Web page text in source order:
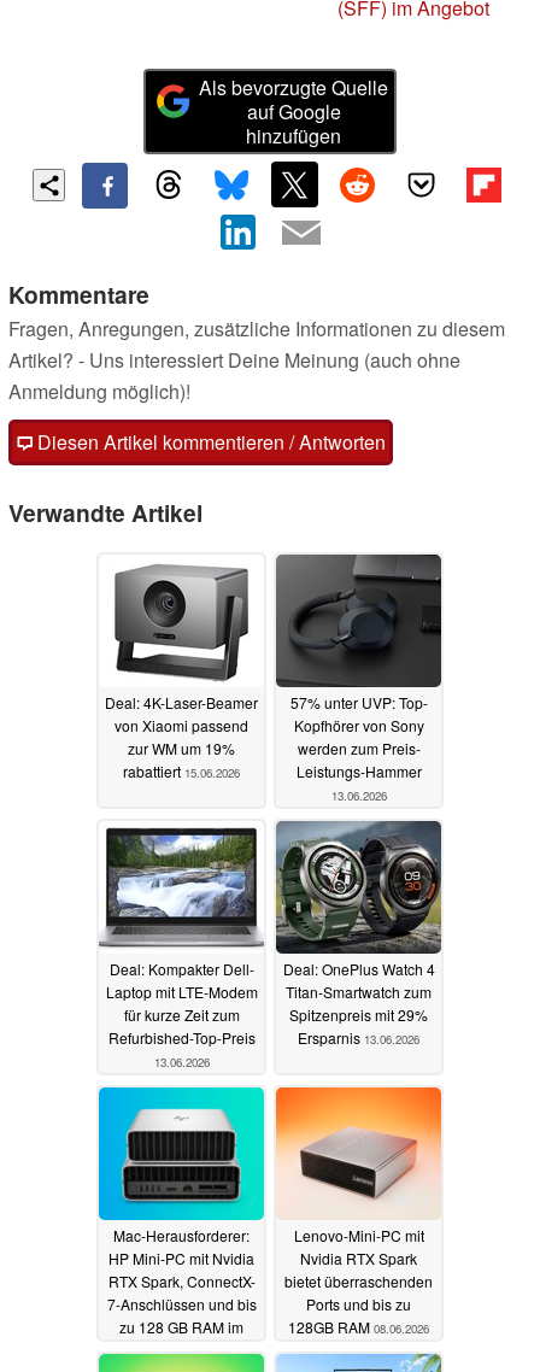
(SFF) im Angebot
Als bevorzugte Quelle
auf Google
hinzufügen
Kommentare
Fragen, Anregungen, zusätzliche Informationen zu diesem
Artikel? - Uns interessiert Deine Meinung (auch ohne
Anmeldung möglich)!
Diesen Artikel kommentieren / Antworten
Verwandte Artikel
Deal: 4K-Laser-Beamer
von Xiaomi passend
zur WM um 19%
rabattiert 15.06.2026
57% unter UVP: Top-
Kopfhörer von Sony
werden zum Preis-
Leistungs-Hammer
13.06.2026
Deal: Kompakter Dell-
Laptop mit LTE-Modem
für kurze Zeit zum
Refurbished-Top-Preis
13.06.2026
Deal: OnePlus Watch 4
Titan-Smartwatch zum
Spitzenpreis mit 29%
Ersparnis 13.06.2026
Mac-Herausforderer:
HP Mini-PC mit Nvidia
RTX Spark, ConnectX-
7-Anschlüssen und bis
zu 128 GB RAM im
Preview08.06.2026
Lenovo-Mini-PC mit
Nvidia RTX Spark
bietet überraschenden
Ports und bis zu
128GB RAM 08.06.2026